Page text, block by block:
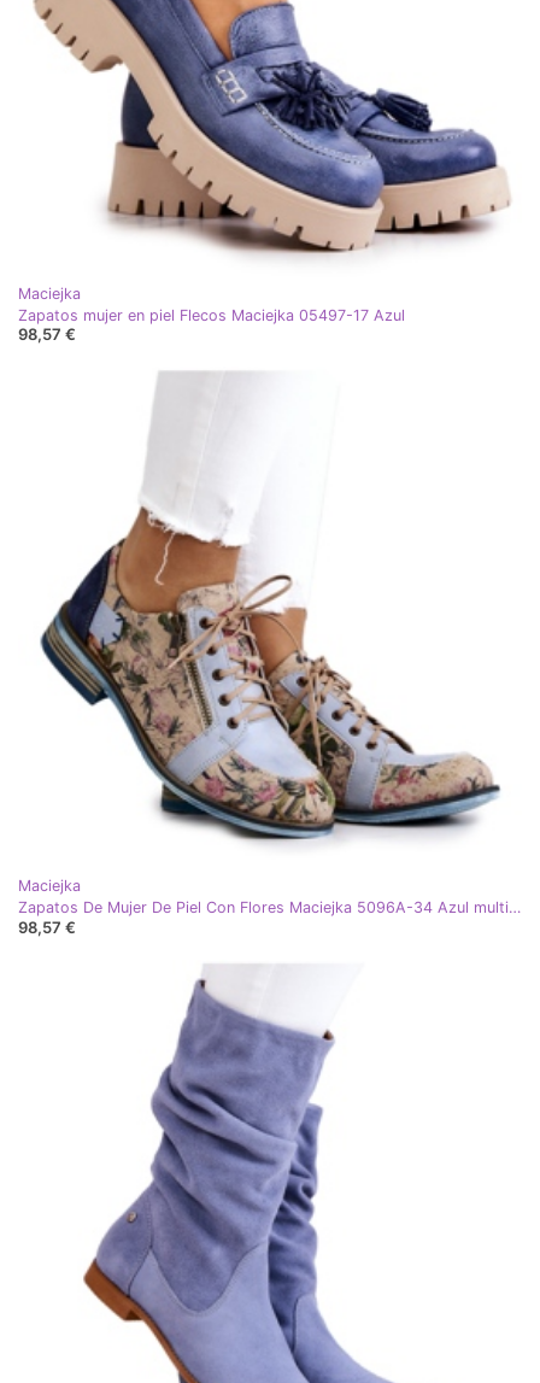
Maciejka
Zapatos mujer en piel Flecos Maciejka 05497-17 Azul
98,57 €
Maciejka
Zapatos De Mujer De Piel Con Flores Maciejka 5096A-34 Azul multicolor
98,57 €